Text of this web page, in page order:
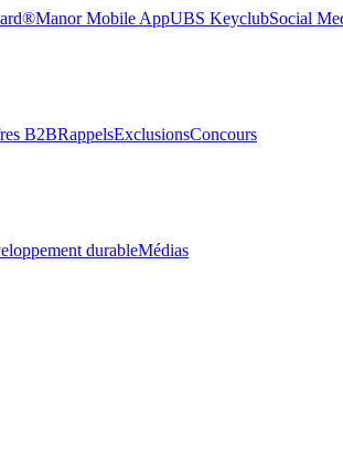
Manor Mobile AppUBS KeyclubSocial
B2BRappelsExclusionsConcours
durableMédias